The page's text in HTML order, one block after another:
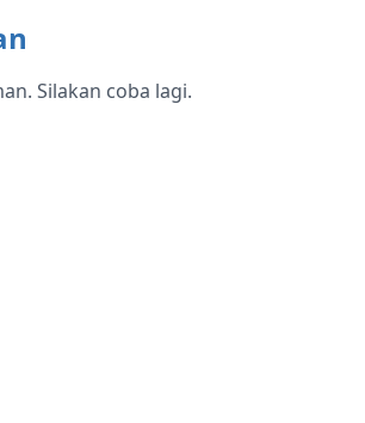
Silakan coba lagi.